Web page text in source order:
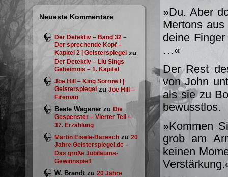
Neueste Kommentare
Der Detektiv – Band 32 –
Der sprechende Kopf –
Kapitel 2 | Geisterspiegel zu
Der Detektiv – Liu Sings
Geheimnis – 1. Kapitel
Joe Hill – King Sorrow I |
Geisterspiegel zu Joe Hill –
Fireman
Beate Wagener zu Die
Gespenster – Vierter Teil –
37. Erzählung
Martin Eisele-Baresch zu 20
Jahre Geisterspiegel.de –
Das große Jubiläums-
Gewinnspiel!
W. Brandt zu 20 Jahre
»Du. Aber
Mertons
deine
…«
Der Rest
von John
als sie zu
bewusstlos.
»Kommen
grob am
keinen